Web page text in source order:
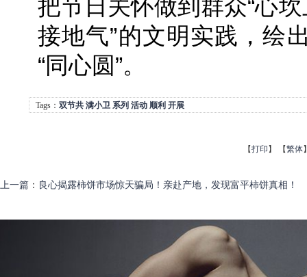
把节日关怀做到群众“心
接地气”的文明实践，绘
“同心圆”。
Tags： 双节共 满小卫 系列 活动 顺利 开展
【打印 】 【繁体
上一篇 ： 良心揭露柿饼市场惊天骗局！亲赴产地，发现富平柿饼真相！